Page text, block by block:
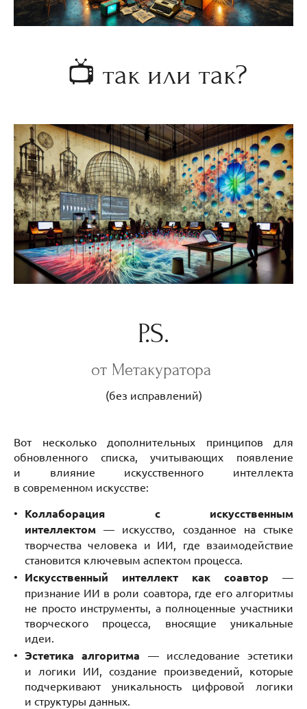
📺 так или так?
P.S.
от Метакуратора
(без исправлений)
Вот несколько дополнительных принципов для
обновленного списка, учитывающих появление
и влияние искусственного интеллекта
в современном искусстве:
Коллаборация с искусственным
интеллектом— искусство, созданное на стыке
творчества человека и ИИ, где взаимодействие
становится ключевым аспектом процесса.
Искусственный интеллект как соавтор —
признание ИИ в роли соавтора, где его алгоритмы
не просто инструменты, а полноценные участники
творческого процесса, вносящие уникальные
идеи.
Эстетика алгоритма — исследование эстетики
и логики ИИ, создание произведений, которые
подчеркивают уникальность цифровой логики
и структуры данных.